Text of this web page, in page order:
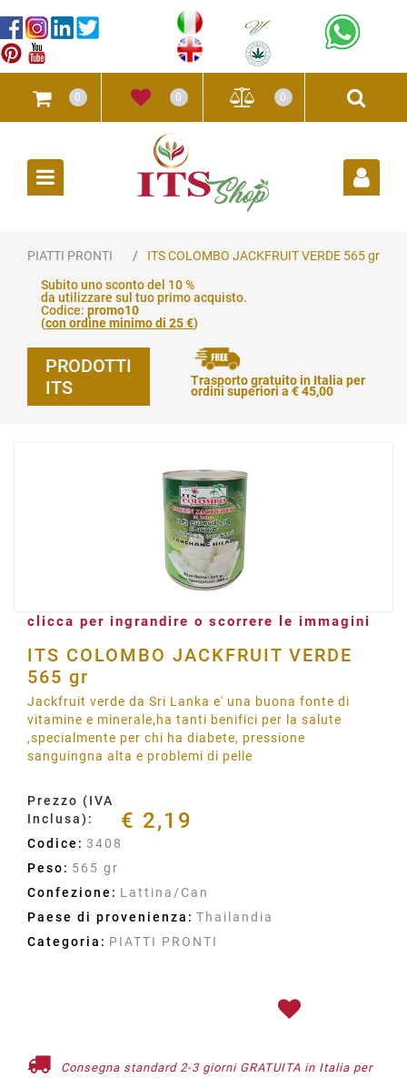
0 0 0
PIATTI PRONTI ITS COLOMBO JACKFRUIT VERDE 565 gr
Subito uno sconto del 10 %
da utilizzare sul tuo primo acquisto.
Codice: promo10
(con ordine minimo di 25 €)
PRODOTTI
ITS
Trasporto gratuito in Italia per
ordini superiori a € 45,00
clicca per ingrandire o scorrere le immagini
ITS COLOMBO JACKFRUIT VERDE
565 gr
Jackfruit verde da Sri Lanka e' una buona fonte di
vitamine e minerale,ha tanti benifici per la salute
,specialmente per chi ha diabete, pressione
sanguingna alta e problemi di pelle
Prezzo (IVA
Inclusa):
€ 2,19
Codice: 3408
Peso: 565 gr
Confezione: Lattina/Can
Paese di provenienza: Thailandia
Categoria: PIATTI PRONTI
Consegna standard 2-3 giorni GRATUITA in Italia per